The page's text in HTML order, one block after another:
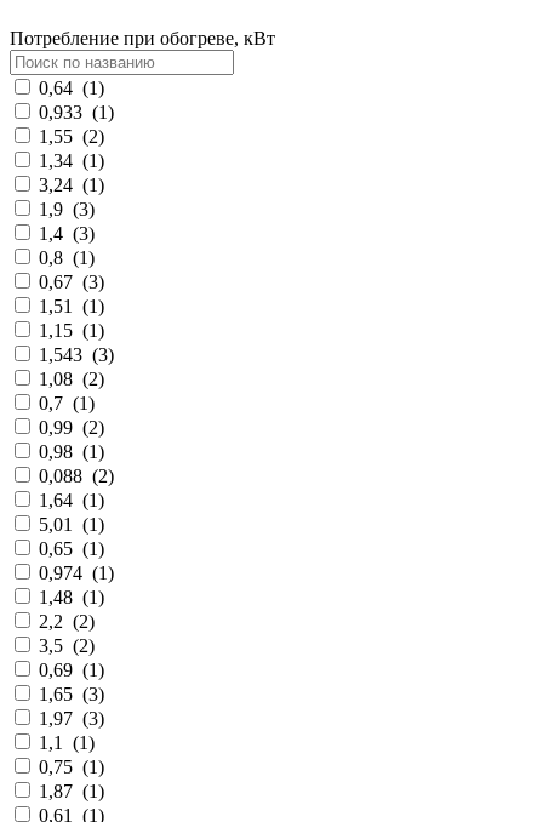
Потребление при обогреве, кВт
0,64 (1)
0,933 (1)
1,55 (2)
1,34 (1)
3,24 (1)
1,9 (3)
1,4 (3)
0,8 (1)
0,67 (3)
1,51
(1)
1,15 (1)
1,543 (3)
1,08 (2)
0,7 (1)
0,99 (2)
0,98 (1)
0,088 (2)
1,64 (1)
5,01
(1)
0,65 (1)
0,974 (1)
1,48 (1)
2,2 (2)
3,5 (2)
0,69 (1)
1,65 (3)
1,97 (3)
1,1
(1)
0,75 (1)
1,87 (1)
0,61
(1)